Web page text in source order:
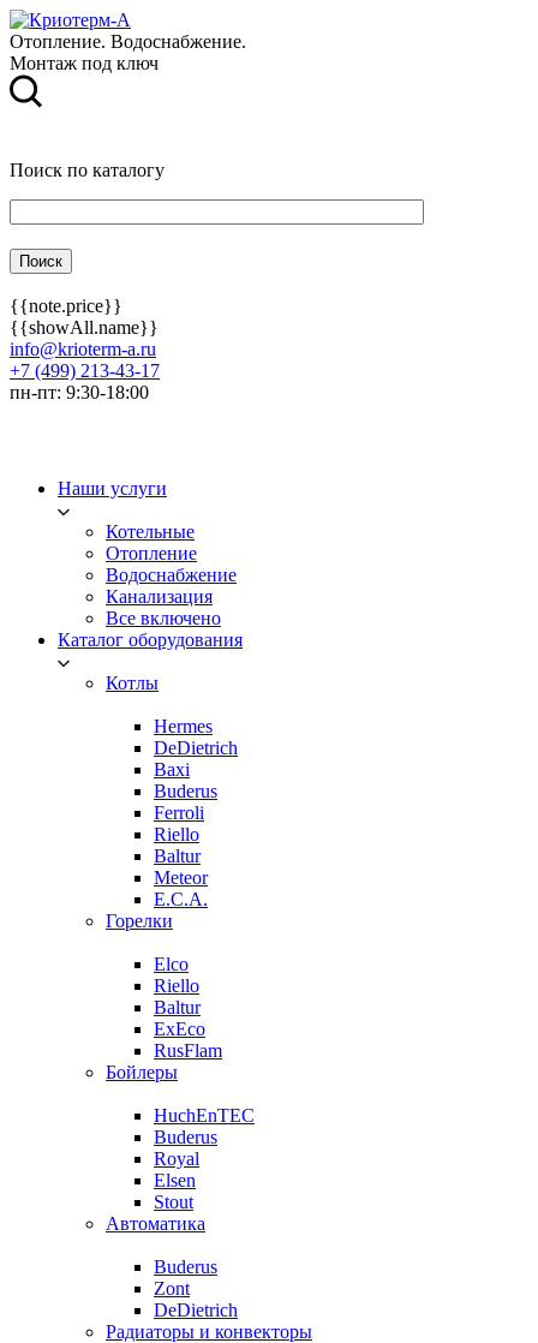
Отопление. Водоснабжение.
Монтаж под ключ
Поиск по каталогу
{{note.price}}
{{showAll.name}}
info@krioterm-a.ru
+7 (499) 213-43-17
пн-пт: 9:30-18:00
Наши услуги
Котельные
Отопление
Водоснабжение
Канализация
Все включено
Каталог оборудования
Котлы
Hermes
DeDietrich
Baxi
Buderus
Ferroli
Riello
Baltur
Meteor
E.C.A.
Горелки
Elco
Riello
Baltur
ExEco
RusFlam
Бойлеры
HuchEnTEC
Buderus
Royal
Elsen
Stout
Автоматика
Buderus
Zont
DeDietrich
Радиаторы и конвекторы